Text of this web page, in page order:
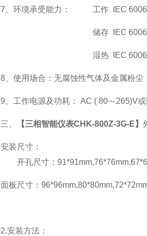
7 、环境承受能力： 工作 IEC
储存 IEC
湿热 IEC
8 、使用场合：无腐蚀性气体及金属粉
9 、工作电源及功耗： AC ( 80～265)V
三、 【三相智能仪表CHK-800Z-3G-E】
安装尺寸：
开孔尺寸：
面板尺寸：
2.安装方法：